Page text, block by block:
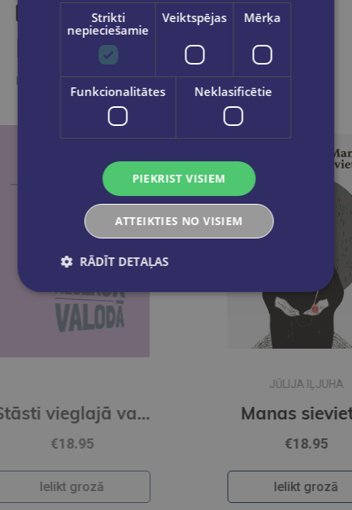
Līdzīgas preces
Ieskaties, varbūt noder
Stāsti vieglajā valodā 3. grāmata Manas sievietes
Strikti
nepieciešamie
Veiktspējas Mērķa
Funkcionalitātes Neklasificētie
PIEKRIST VISIEM
ATTEIKTIES NO VISIEM
RĀDĪT DETAĻAS